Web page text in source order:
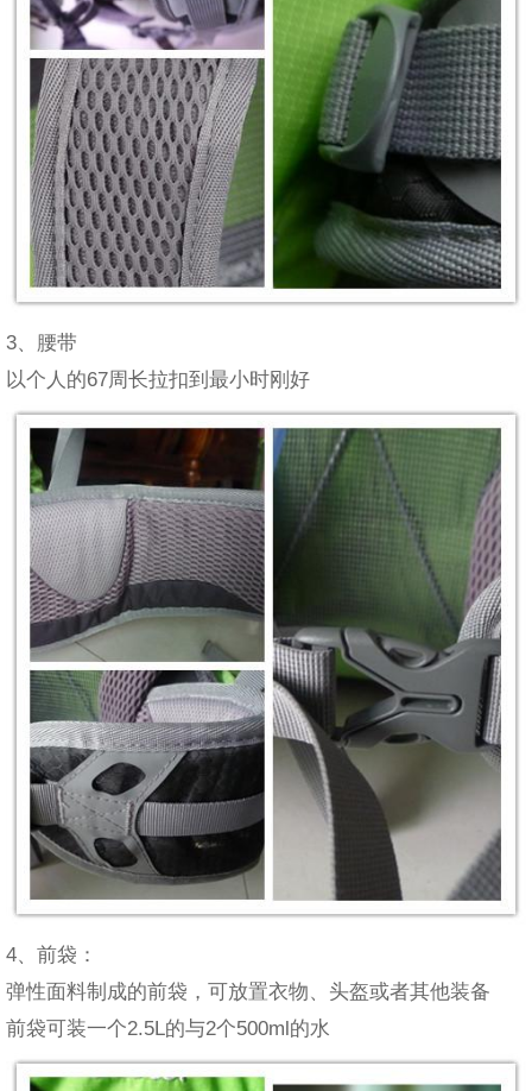
3、腰带
以个人的67周长拉扣到最小时刚好
4、前袋：
弹性面料制成的前袋，可放置衣物、头盔或者其他装备
前袋可装一个2.5L的与2个500ml的水